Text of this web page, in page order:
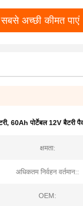
सबसे अच्छी कीमत पाएं
, 60Ah पोर्टेबल 12V बैटरी
क्षमता:
अधिकतम निर्वहन वर्तमान::
OEM: